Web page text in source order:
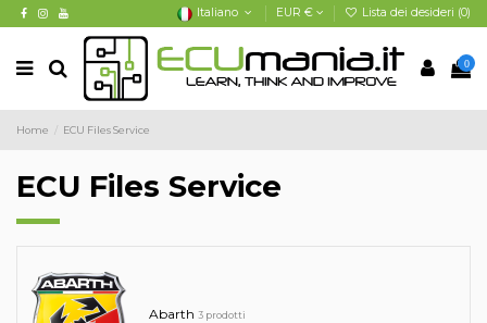
Italiano EUR € Lista dei desideri (0)
0
Home ECU Files Service
ECU Files Service
Abarth 3 prodotti